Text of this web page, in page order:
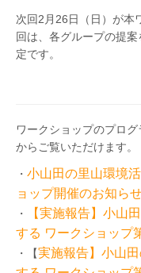
次回2月26日（日）が本
回は、各グループの提
定です。
ワークショップのプロ
からご覧いただけます。
・ 小山田の里山環境
ョップ開催のお知ら
・
【実施報告】小山
する ワークショップ
・【実施報告】小山